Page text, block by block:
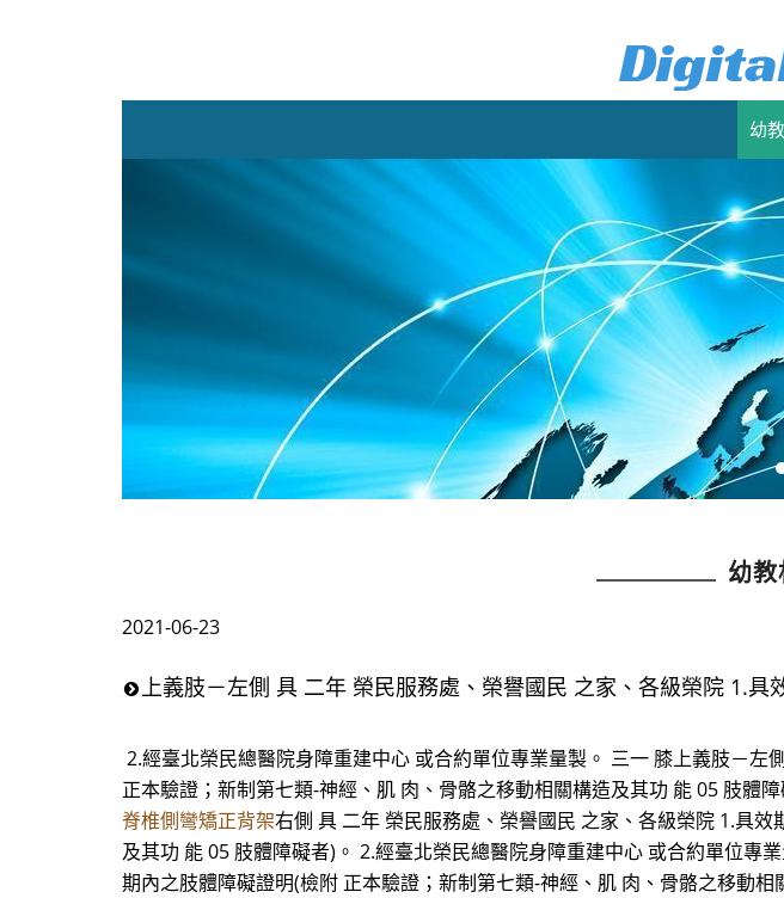
幼
幼
2021-06-23
上義肢－左側 具 二年 榮民服務處、榮譽國民 之家、各級榮院 1.具
2.經臺北榮民總醫院身障重建中心 或合約單位專業量製。 三一 膝上義肢－
正本驗證；新制第七類-神經、肌 肉、骨骼之移動相關構造及其功 能 05 肢體
脊椎側彎矯正背架右側 具 二年 榮民服務處、榮譽國民 之家、各級榮院 1.具
及其功 能 05 肢體障礙者)。 2.經臺北榮民總醫院身障重建中心 或合約單位專
期內之肢體障礙證明(檢附 正本驗證；新制第七類-神經、肌 肉、骨骼之移動